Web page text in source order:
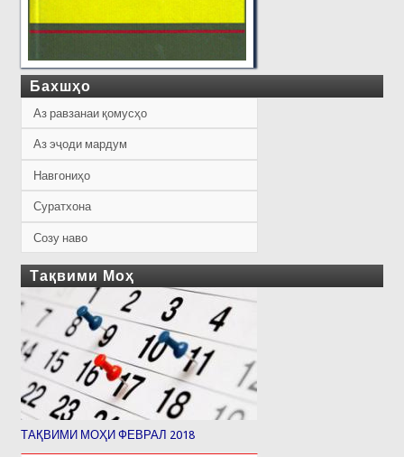
Бахшҳо
Аз равзанаи қомусҳо
Аз эҷоди мардум
Навгониҳо
Суратхона
Созу наво
Тақвими Моҳ
ТАҚВИМИ МОҲИ ФЕВРАЛ 2018